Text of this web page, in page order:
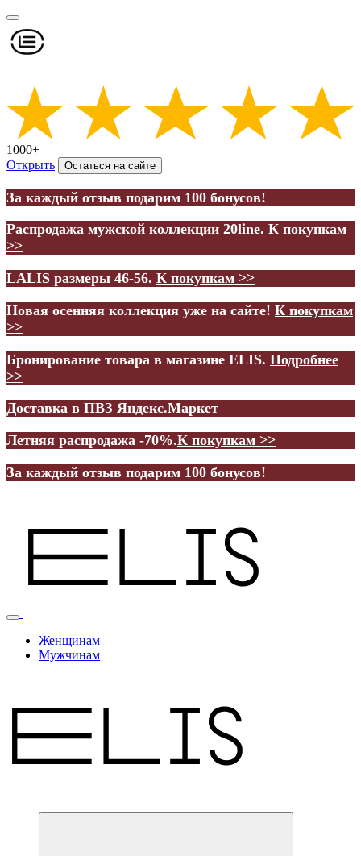
1000+
Открыть
Остаться на сайте
За каждый отзыв подарим 100 бонусов!
Распродажа мужской коллекции 20line. К покупкам
>>
LALIS размеры 46-56. К покупкам >>
Новая осенняя коллекция уже на сайте! К покупкам
>>
Бронирование товара в магазине ELIS. Подробнее
>>
Доставка в ПВЗ Яндекс.Маркет
Летняя распродажа -70%.К покупкам >>
За каждый отзыв подарим 100 бонусов!
Женщинам
Мужчинам